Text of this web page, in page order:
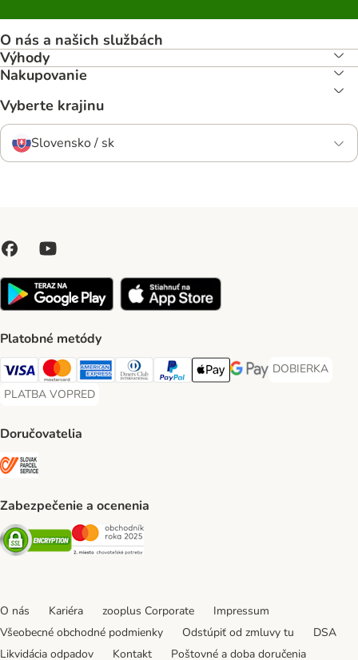
O nás a našich službách
Výhody
Nakupovanie
Vyberte krajinu
Slovensko / sk
Platobné metódy
Visa Payment Method
Mastercard Payment Method
American Express Payment Method
Diners Club Payment Method
PayPal Payment Method
Apple Pay Payment Method
Google Pay Payment
DOBIERKA
DOBIERKA
PLATBA VOPRED
PLATBA VOPRED Payment Method
Doručovatelia
Zabezpečenie a ocenenia
Security Security
O nás Kariéra zooplus Corporate
Impressum
Všeobecné obchodné podmienky
Odstúpiť od zmluvy tu
DSA
Likvidácia odpadov
Kontakt Poštovné a doba doručenia